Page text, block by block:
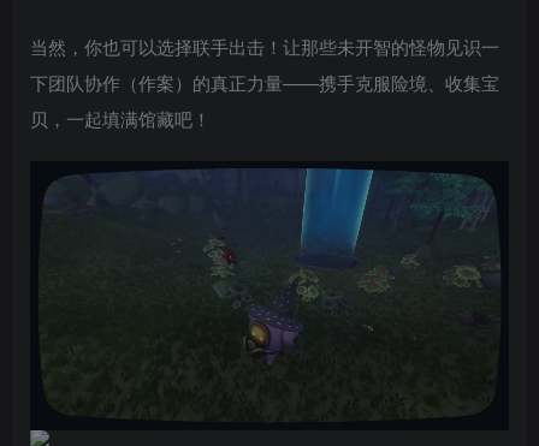
当然，你也可以选择联手出击！让那些未开智的怪物见识一
下团队协作（作案）的真正力量——携手克服险境、收集宝
贝，一起填满馆藏吧！